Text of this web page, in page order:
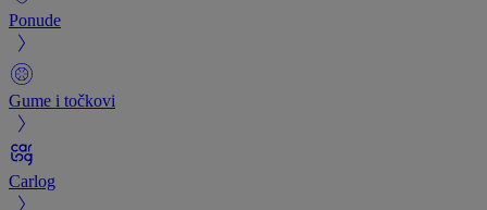
Ponude
Gume i točkovi
Carlog